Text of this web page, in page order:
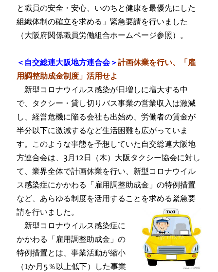
と職員の安全・安心、いのちと健康を最優先にした
組織体制の確立を求める」緊急要請を行いました
（大阪府関係職員労働組合ホームページ参照）。
＜自交総連大阪地方連合会＞計画休業を行い、「雇
用調整助成金制度」活用せよ
新型コロナウイルス感染が日増しに増大する中
で、タクシー・貸し切りバス事業の営業収入は激減
し、経営危機に陥る会社も出始め、労働者の賃金が
半分以下に激減するなど生活困難も広がっていま
す。このような事態を予想していた自交総連大阪地
方連合会は、3月12日（木）大阪タクシー協会に対し
て、業界全体で計画休業を行い、新型コロナウイル
ス感染症にかかわる「雇用調整助成金」の特例措置
など、あらゆる制度を活用することを求める緊急要
請を行いました。
新型コロナウイルス感染症に
かかわる「雇用調整助成金」の
特例措置とは、事業活動が縮小
（1か月5％以上低下）した事業